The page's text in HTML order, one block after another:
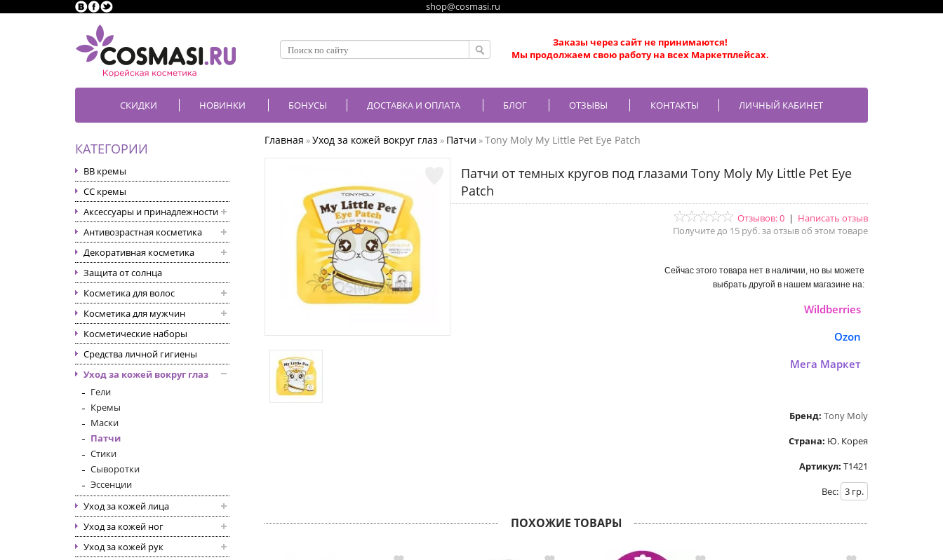
shop@cosmasi.ru
Заказы через сайт не принимаются!
Мы продолжаем свою работу на всех Маркетплейсах.
СКИДКИ НОВИНКИ БОНУСЫ ДОСТАВКА И ОПЛАТА БЛОГ ОТЗЫВЫ КОНТАКТЫ ЛИЧНЫЙ КАБИНЕТ
КАТЕГОРИИ
BB кремы
CC кремы
Аксессуары и принадлежности
Антивозрастная косметика
Декоративная косметика
Защита от солнца
Косметика для волос
Косметика для мужчин
Косметические наборы
Средства личной гигиены
Уход за кожей вокруг глаз
Гели
Кремы
Маски
Патчи
Стики
Сыворотки
Эссенции
Уход за кожей лица
Уход за кожей ног
Уход за кожей рук
Главная »Уход за кожей вокруг глаз » Патчи »Tony Moly My Little Pet Eye Patch
Патчи от темных кругов под глазами Tony Moly My Little Pet Eye
Patch
Отзывов: 0 | Написать отзыв
Получите до 15 руб. за отзыв об этом товаре
Сейчас этого товара нет в наличии, но вы можете
выбрать другой в нашем магазине на:
Wildberries
Ozon
Мега Маркет
Бренд: Tony Moly
Страна: Ю. Корея
Артикул: Т1421
Вес: 3 гр.
ПОХОЖИЕ ТОВАРЫ